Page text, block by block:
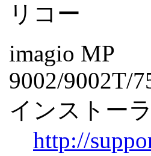
リコー
imagio MP
9002/9002T/
インストー
http://